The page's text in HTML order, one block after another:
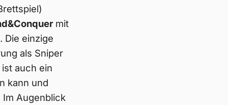
mit
Die einzige
als Sniper
auch ein
kann und
Augenblick